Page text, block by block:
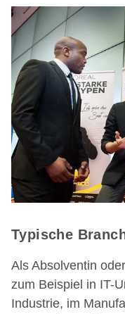
Typische
Als Absolventin
zum Beispiel in IT-
Industrie, im